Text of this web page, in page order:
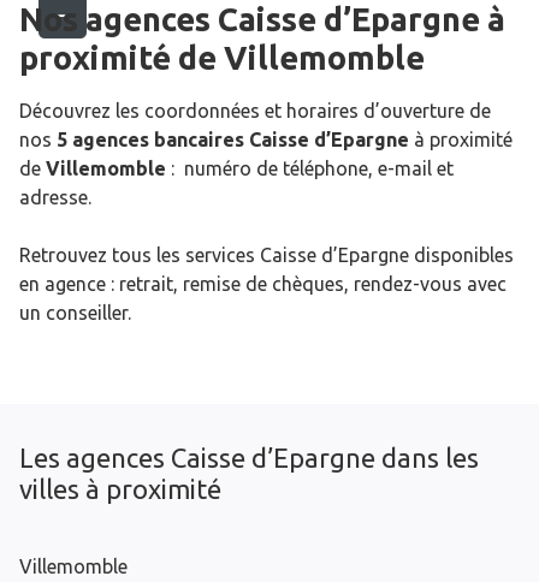
Nos agences Caisse d’Epargne à
proximité de Villemomble
Découvrez les coordonnées et horaires d’ouverture de
nos 5 agences bancaires Caisse d’Epargne à proximité
de Villemomble : numéro de téléphone, e-mail et
adresse.
Retrouvez tous les services Caisse d’Epargne disponibles
en agence : retrait, remise de chèques, rendez-vous avec
un conseiller.
Les agences Caisse d’Epargne dans les
villes à proximité
Villemomble